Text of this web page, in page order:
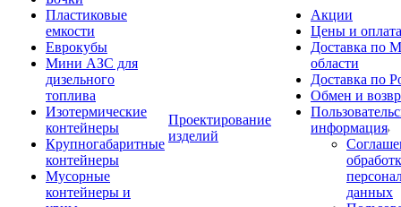
Пластиковые
емкости
Еврокубы
Мини АЗС для
дизельного
топлива
Изотермические
контейнеры
Крупногабаритные
контейнеры
Мусорные
контейнеры и
Проектирование
изделий
Акции
Цены и оплата
Доставка по
области
Доставка по
Обмен и
информация
данных